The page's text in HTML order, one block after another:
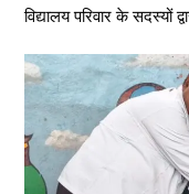
‌विद्यालय परिवार के सदस्यों